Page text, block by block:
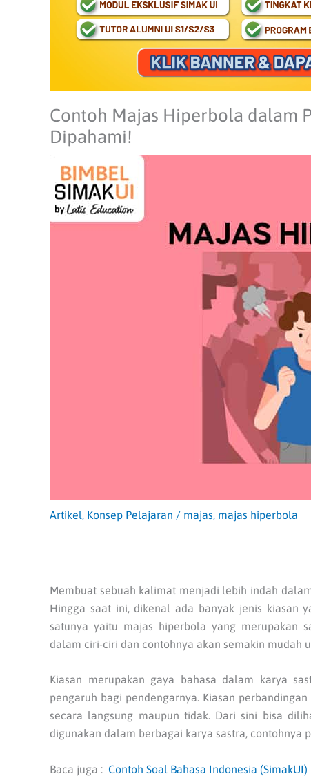
Contoh Majas Hiperbola dalam
Dipahami!
Artikel, Konsep Pelajaran / majas, majas hiperbola
Membuat sebuah kalimat menjadi lebih indah
Hingga saat ini, dikenal ada banyak jenis kiasan
satunya yaitu majas hiperbola yang merupakan
dalam ciri-ciri dan contohnya akan semakin mudah
Kiasan merupakan gaya bahasa dalam karya
pengaruh bagi pendengarnya. Kiasan
secara langsung maupun tidak. Dari sini bisa
digunakan dalam berbagai karya sastra, contohnya
Baca juga : Contoh Soal Bahasa Indonesia